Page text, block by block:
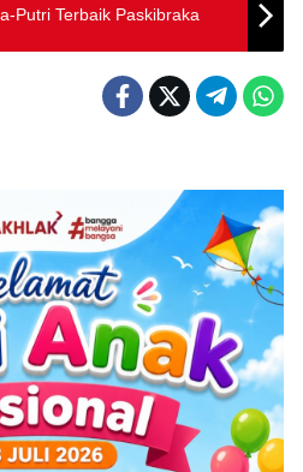
Putri Terbaik Paskibraka